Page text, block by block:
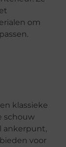
om
klassieke
schouw
ankerpunt,
voor